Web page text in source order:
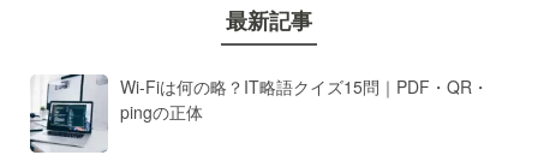
最新記事
Wi-Fiは何の略？IT略語クイズ15問｜PDF・QR・
pingの正体